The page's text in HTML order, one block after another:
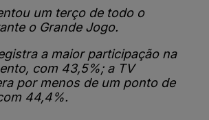
um terço de todo o
o Grande Jogo.
a maior participação na
com 43,5%; a TV
por menos de um ponto de
44,4%.